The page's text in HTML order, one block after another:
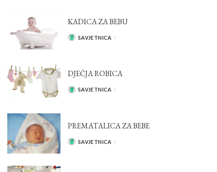
KADICA ZA BEBU
POSTED
SAVJETNICA
DJEČJA ROBICA
POSTED
SAVJETNICA
PREMATALICA ZA BEBE
POSTED
SAVJETNICA